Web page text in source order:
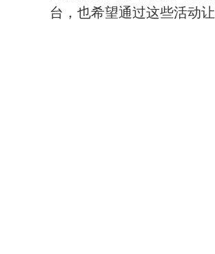
台，也希望通过这些活动